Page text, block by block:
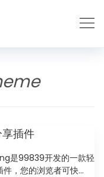
插件
是99839开发的一款轻
，您的浏览者可快...